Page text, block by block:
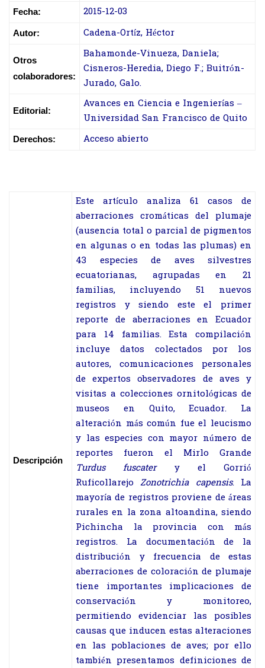
Fecha: 2015-12-03
Autor: Cadena-Ortíz, Héctor
Otros
colaboradores:
Bahamonde-Vinueza, Daniela;
Cisneros-Heredia, Diego F.; Buitrón-
Jurado, Galo.
Editorial:
Avances en Ciencia e Ingenierías –
Universidad San Francisco de Quito
Derechos: Acceso abierto
Descripción
Este artículo analiza 61 casos de
aberraciones cromáticas del plumaje
(ausencia total o parcial de pigmentos
en algunas o en todas las plumas) en
43 especies de aves silvestres
ecuatorianas, agrupadas en 21
familias, incluyendo 51 nuevos
registros y siendo este el primer
reporte de aberraciones en Ecuador
para 14 familias. Esta compilación
incluye datos colectados por los
autores, comunicaciones personales
de expertos observadores de aves y
visitas a colecciones ornitológicas de
museos en Quito, Ecuador. La
alteración más común fue el leucismo
y las especies con mayor número de
reportes fueron el Mirlo Grande
Turdus fuscatery el Gorrió
Ruficollarejo Zonotrichia capensis. La
mayoría de registros proviene de áreas
rurales en la zona altoandina, siendo
Pichincha la provincia con más
registros. La documentación de la
distribución y frecuencia de estas
aberraciones de coloración de plumaje
tiene importantes implicaciones de
conservación y monitoreo,
permitiendo evidenciar las posibles
causas que inducen estas alteraciones
en las poblaciones de aves; por ello
también presentamos definiciones de